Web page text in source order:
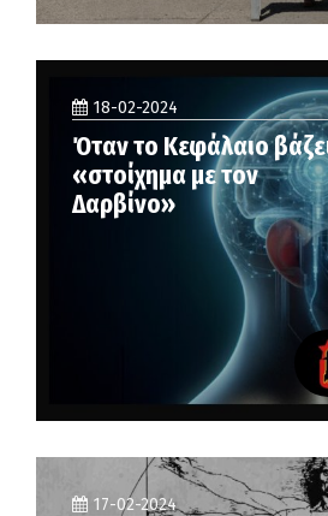
18-02-2024
Όταν το Κεφάλαιο
«στοίχημα με τον
Δαρβίνο»
17-02-2024